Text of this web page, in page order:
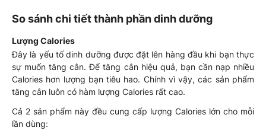
So sánh chi tiết thành phần dinh dưỡng
Lượng Calories
Đây là yếu tố dinh dưỡng được đặt lên hàng đầu khi bạn thực
sự muốn tăng cân. Để tăng cân hiệu quả, bạn cần nạp nhiều
Calories hơn lượng bạn tiêu hao. Chính vì vậy, các sản phẩm
tăng cân luôn có hàm lượng Calories rất cao.
Cả 2 sản phẩm này đều cung cấp lượng Calories lớn cho mỗi
lần dùng: